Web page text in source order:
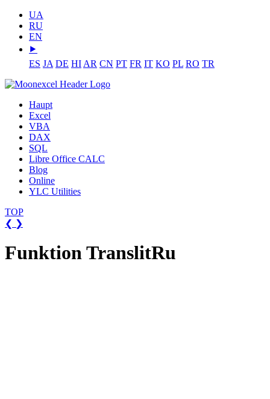
UA
RU
EN
⯈
ES JA DE HI AR CN PT FR IT KO PL RO TR
Haupt
Excel
VBA
DAX
SQL
Libre Office CALC
Blog
Online
YLC Utilities
TOP
❮ ❯
Funktion TranslitRu